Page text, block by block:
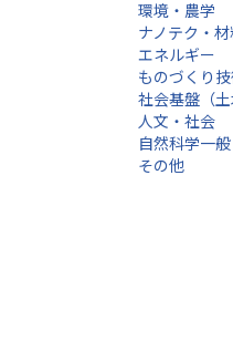
環境・農学
ナノテク・
エネルギー
ものづくり
社会基盤（土
人文・社会
自然科学一般
その他